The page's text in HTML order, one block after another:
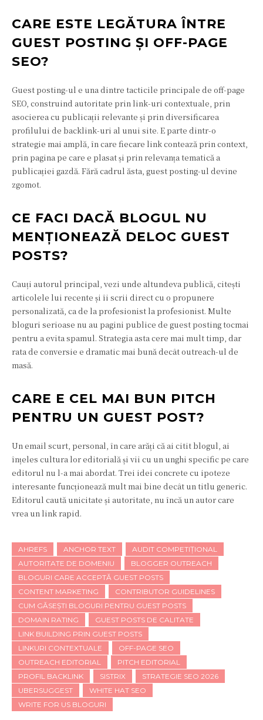
CARE ESTE LEGĂTURA ÎNTRE
GUEST POSTING ȘI OFF-PAGE
SEO?
Guest posting-ul e una dintre tacticile principale de off-page
SEO, construind autoritate prin link-uri contextuale, prin
asocierea cu publicații relevante și prin diversificarea
profilului de backlink-uri al unui site. E parte dintr-o
strategie mai amplă, în care fiecare link contează prin context,
prin pagina pe care e plasat și prin relevanța tematică a
publicației gazdă. Fără cadrul ăsta, guest posting-ul devine
zgomot.
CE FACI DACĂ BLOGUL NU
MENȚIONEAZĂ DELOC GUEST
POSTS?
Cauți autorul principal, vezi unde altundeva publică, citești
articolele lui recente și îi scrii direct cu o propunere
personalizată, ca de la profesionist la profesionist. Multe
bloguri serioase nu au pagini publice de guest posting tocmai
pentru a evita spamul. Strategia asta cere mai mult timp, dar
rata de conversie e dramatic mai bună decât outreach-ul de
masă.
CARE E CEL MAI BUN PITCH
PENTRU UN GUEST POST?
Un email scurt, personal, în care arăți că ai citit blogul, ai
înțeles cultura lor editorială și vii cu un unghi specific pe care
editorul nu l-a mai abordat. Trei idei concrete cu ipoteze
interesante funcționează mult mai bine decât un titlu generic.
Editorul caută unicitate și autoritate, nu încă un autor care
vrea un link rapid.
AHREFS ANCHOR TEXT
AUDIT COMPETIȚIONAL
AUTORITATE DE DOMENIU
BLOGGER OUTREACH
BLOGURI CARE ACCEPTĂ GUEST POSTS
CONTENT MARKETING
CONTRIBUTOR GUIDELINES
CUM GĂSEȘTI BLOGURI PENTRU GUEST POSTS
DOMAIN RATING
GUEST POSTS DE CALITATE
LINK BUILDING PRIN GUEST POSTS
LINKURI CONTEXTUALE
OFF-PAGE SEO
OUTREACH EDITORIAL
PITCH EDITORIAL
PROFIL BACKLINK
SISTRIX
STRATEGIE SEO 2026
UBERSUGGEST
WHITE HAT SEO
WRITE FOR US BLOGURI